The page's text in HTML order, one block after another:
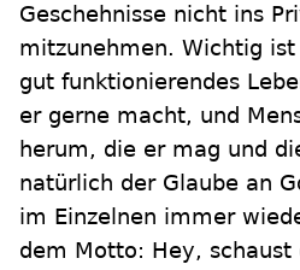
Geschehnisse nicht ins
mitzunehmen. Wichtig
gut funktionierendes
er gerne macht, und
herum, die er mag und
natürlich der Glaube an
im Einzelnen immer
dem Motto: Hey, schaust